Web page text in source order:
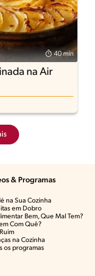
40 min
na Air
& Programas​
na Sua Cozinha
em Dobro
Bem, Que Mal Tem?​
Com Quê?​
na Cozinha​
os programas